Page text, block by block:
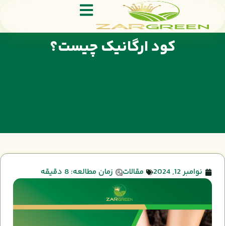
کود ارگانیک چیست؟
نوامبر 12, 2024 مقالات زمان مطالعه: 8 دقیقه